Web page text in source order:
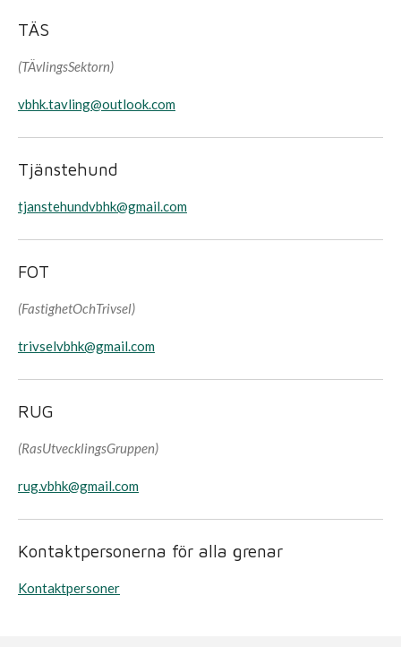
TÄS
​(TÄvlingsSektorn)
vbhk.tavling@outlook.com
Tjänstehund
tjanstehundvbhk@gmail.com
FOT
(FastighetOchTrivsel)
trivselvbhk@gmail.com
RUG
(RasUtvecklingsGruppen)
rug.vbhk@gmail.com
Kontaktpersonerna för alla grenar
Kontaktpersoner